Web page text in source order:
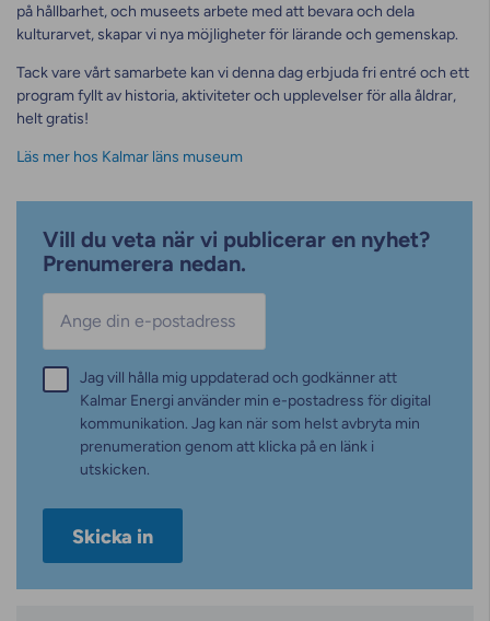
på hållbarhet, och museets arbete med att bevara och dela
kulturarvet, skapar vi nya möjligheter för lärande och gemenskap.
Tack vare vårt samarbete kan vi denna dag erbjuda fri entré och ett
program fyllt av historia, aktiviteter och upplevelser för alla åldrar,
helt gratis!
Läs mer hos Kalmar läns museum
Vill du veta när vi publicerar en nyhet?
Prenumerera nedan.
Samtycke*
Jag vill hålla mig uppdaterad och godkänner att
Kalmar Energi använder min e-postadress för digital
kommunikation. Jag kan när som helst avbryta min
prenumeration genom att klicka på en länk i
utskicken.